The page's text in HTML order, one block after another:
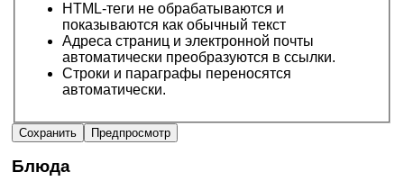
HTML-теги не обрабатываются и
показываются как обычный текст
Адреса страниц и электронной почты
автоматически преобразуются в ссылки.
Строки и параграфы переносятся
автоматически.
Блюда